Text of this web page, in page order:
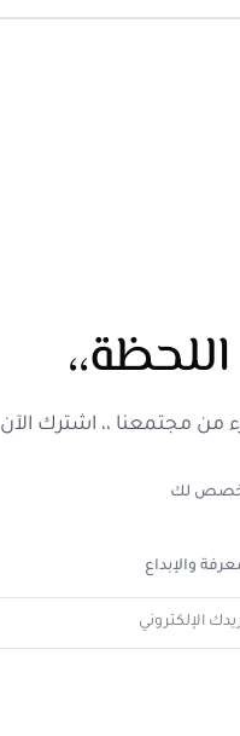
من مجتمعنا ،، اشترك الآن
لك
والإبداع